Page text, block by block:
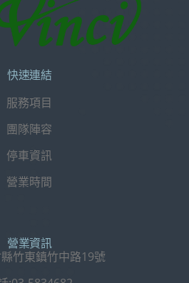
快速連結
服務項目
團隊陣容
停車資訊
營業時間
營業資訊
竹東鎮竹中路19號